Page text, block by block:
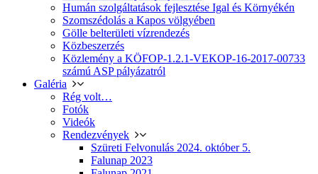
Humán szolgáltatások fejlesztése Igal és Környékén
Szomszédolás a Kapos völgyében
Gölle belterületi vízrendezés
Közbeszerzés
Közlemény a KÖFOP-1.2.1-VEKOP-16-2017-00733
számú ASP pályázatról
Galéria
Rég volt…
Fotók
Videók
Rendezvények
Szüreti Felvonulás 2024. október 5.
Falunap 2023